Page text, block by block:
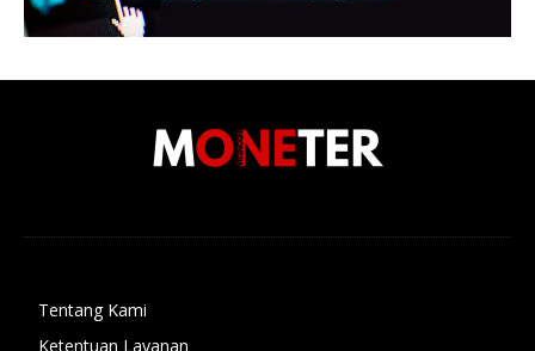
Tentang Kami
Ketentuan Layanan